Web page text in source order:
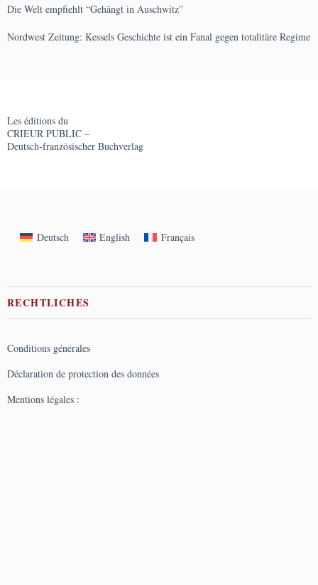
Die Welt empfiehlt “Gehängt in Auschwitz”
Nordwest Zeitung: Kessels Geschichte ist ein Fanal gegen totalitäre Regime
Les éditions du
CRIEUR PUBLIC –
Deutsch-französischer Buchverlag
Deutsch English Français
RECHTLICHES
Conditions générales
Déclaration de protection des données
Mentions légales :